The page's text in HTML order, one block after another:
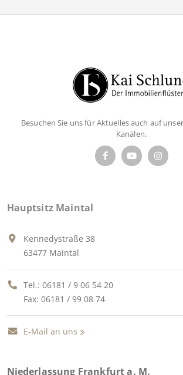
Besuchen Sie uns für Aktuelles auch auf
Kanälen.
Hauptsitz Maintal
Kennedystraße 38
63477 Maintal
Tel.: 06181 / 9 06 54 20
Fax: 06181 / 99 08 74
E-Mail an uns
Niederlassung Frankfurt a. M.